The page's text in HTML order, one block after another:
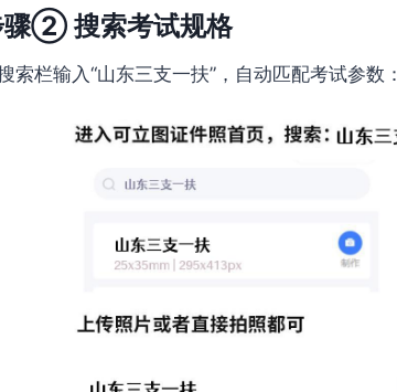
骤② 搜索考试规格
索栏输入“山东三支一扶”，自动匹配考试参数：